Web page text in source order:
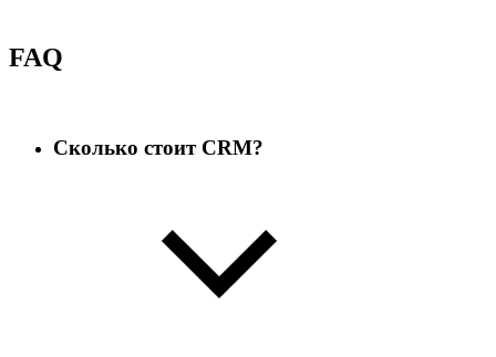
FAQ
Сколько стоит CRM?